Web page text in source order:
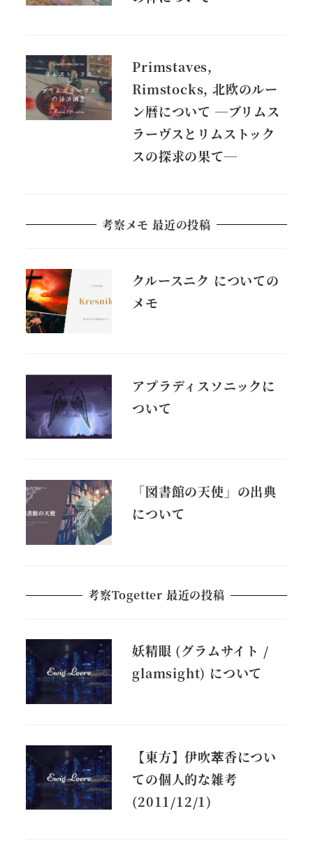
Primstaves,
Rimstocks, 北欧のルー
ン暦について ―ブリムス
ラーヴスとリムストック
スの探求の果て―
考察メモ 最近の投稿
クルースニク についての
メモ
アプラディスソニックに
ついて
「図書館の天使」の出典
について
考察Togetter 最近の投稿
妖精眼 (グラムサイト /
glamsight) について
【東方】伊吹萃香につい
ての個人的な雑考
(2011/12/1)